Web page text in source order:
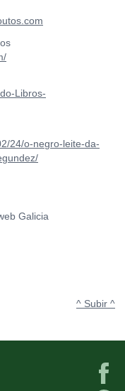
Libros-
24/o-negro-leite-da-
Galicia
^ Subir ^